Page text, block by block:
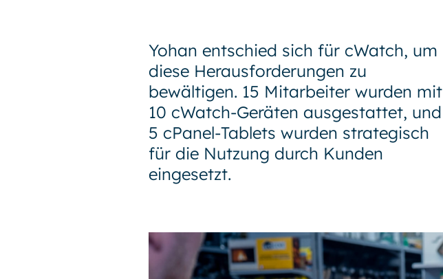
Yohan entschied sich für cWatch, um
diese Herausforderungen zu
bewältigen. 15 Mitarbeiter wurden mit
10 cWatch-Geräten ausgestattet, und
5 cPanel-Tablets wurden strategisch
für die Nutzung durch Kunden
eingesetzt.